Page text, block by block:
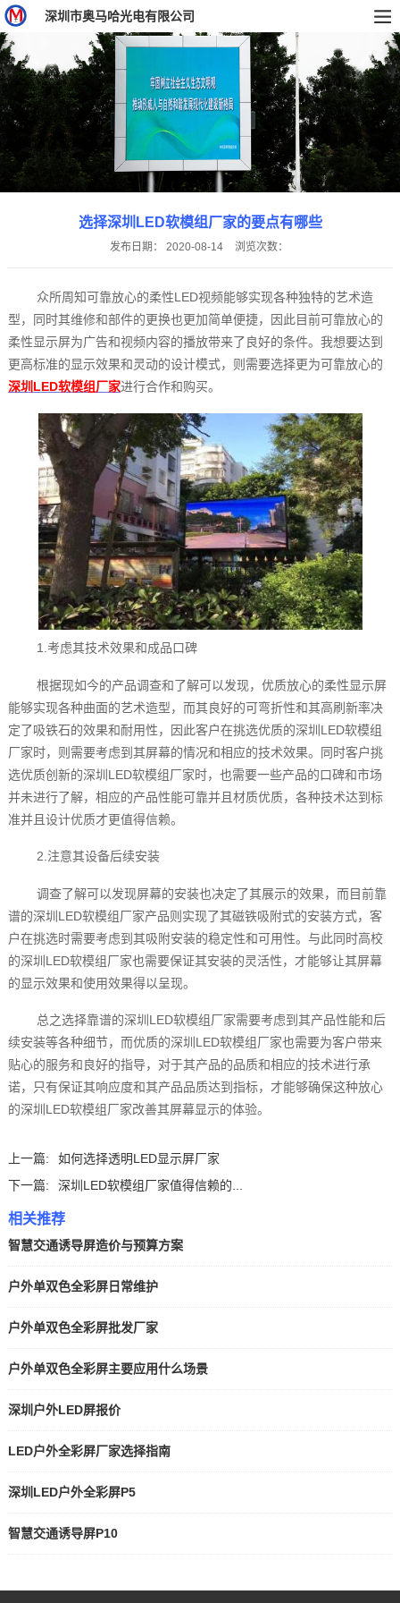
深圳市奥马哈光电有限公司
选择深圳LED软模组厂家的要点有哪些
发布日期： 2020-08-14 浏览次数：
众所周知可靠放心的柔性LED视频能够实现各种独特的艺术造
型，同时其维修和部件的更换也更加简单便捷，因此目前可靠放心的
柔性显示屏为广告和视频内容的播放带来了良好的条件。我想要达到
更高标准的显示效果和灵动的设计模式，则需要选择更为可靠放心的
深圳LED软模组厂家进行合作和购买。
1.考虑其技术效果和成品口碑
根据现如今的产品调查和了解可以发现，优质放心的柔性显示屏
能够实现各种曲面的艺术造型，而其良好的可弯折性和其高刷新率决
定了吸铁石的效果和耐用性，因此客户在挑选优质的深圳LED软模组
厂家时，则需要考虑到其屏幕的情况和相应的技术效果。同时客户挑
选优质创新的深圳LED软模组厂家时，也需要一些产品的口碑和市场
并未进行了解，相应的产品性能可靠并且材质优质，各种技术达到标
准并且设计优质才更值得信赖。
2.注意其设备后续安装
调查了解可以发现屏幕的安装也决定了其展示的效果，而目前靠
谱的深圳LED软模组厂家产品则实现了其磁铁吸附式的安装方式，客
户在挑选时需要考虑到其吸附安装的稳定性和可用性。与此同时高校
的深圳LED软模组厂家也需要保证其安装的灵活性，才能够让其屏幕
的显示效果和使用效果得以呈现。
总之选择靠谱的深圳LED软模组厂家需要考虑到其产品性能和后
续安装等各种细节，而优质的深圳LED软模组厂家也需要为客户带来
贴心的服务和良好的指导，对于其产品的品质和相应的技术进行承
诺，只有保证其响应度和其产品品质达到指标，才能够确保这种放心
的深圳LED软模组厂家改善其屏幕显示的体验。
上一篇:
如何选择透明LED显示屏厂家
下一篇:
深圳LED软模组厂家值得信赖的...
相关推荐
智慧交通诱导屏造价与预算方案
户外单双色全彩屏日常维护
户外单双色全彩屏批发厂家
户外单双色全彩屏主要应用什么场景
深圳户外LED屏报价
LED户外全彩屏厂家选择指南
深圳LED户外全彩屏P5
智慧交通诱导屏P10